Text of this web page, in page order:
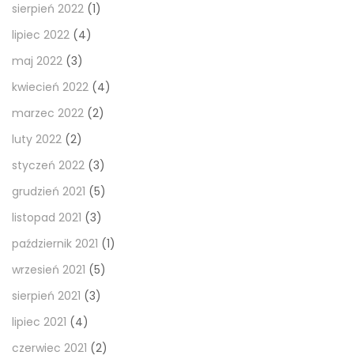
sierpień 2022 (1)
lipiec 2022 (4)
maj 2022 (3)
kwiecień 2022 (4)
marzec 2022 (2)
luty 2022 (2)
styczeń 2022 (3)
grudzień 2021 (5)
listopad 2021 (3)
październik 2021 (1)
wrzesień 2021 (5)
sierpień 2021 (3)
lipiec 2021 (4)
czerwiec 2021 (2)